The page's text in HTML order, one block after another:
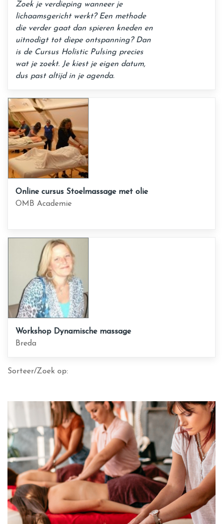
Zoek je verdieping wanneer je
lichaamsgericht werkt? Een methode
die verder gaat dan spieren kneden en
uitnodigt tot diepe ontspanning? Dan
is de Cursus Holistic Pulsing precies
wat je zoekt. Je kiest je eigen datum,
dus past altijd in je agenda.
Online cursus Stoelmassage met olie
OMB Academie
Workshop Dynamische massage
Breda
Sorteer/Zoek op: